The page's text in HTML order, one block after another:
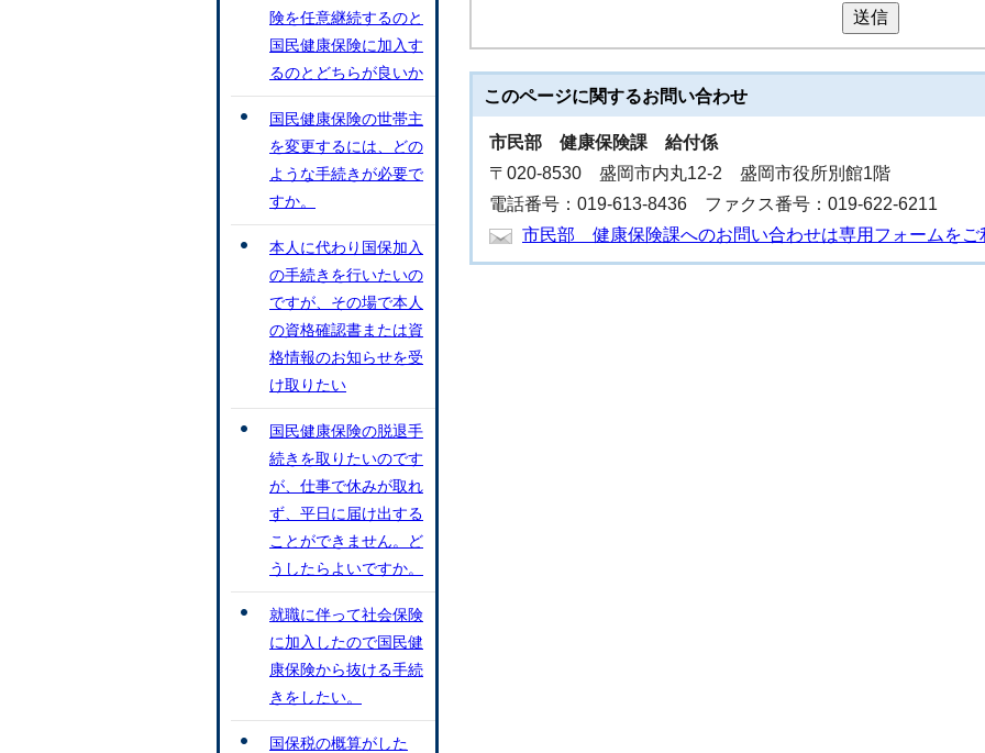
送信
このページに関するお問い合わせ
市民部 健康保険課 給付係
〒020-8530 盛岡市内丸12-2 盛岡市役所別館1階
電話番号：019-613-8436 ファクス番号：019-622-6211
市民部 健康保険課へのお問い合わせは専用フォームをご
険を任意継続するのと
国民健康保険に加入す
るのとどちらが良いか
国民健康保険の世帯主
を変更するには、どの
ような手続きが必要で
すか。
本人に代わり国保加入
の手続きを行いたいの
ですが、その場で本人
の資格確認書または資
格情報のお知らせを受
け取りたい
国民健康保険の脱退手
続きを取りたいのです
が、仕事で休みが取れ
ず、平日に届け出する
ことができません。ど
うしたらよいですか。
就職に伴って社会保険
に加入したので国民健
康保険から抜ける手続
きをしたい。
国保税の概算がした